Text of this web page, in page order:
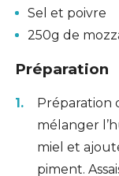
Sel et poivre
250g de
Préparation
Préparation
mélanger
miel et
piment.